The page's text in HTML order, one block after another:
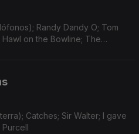
Randy Dandy O; Tom
Hawl on the Bowline; The
Catches; Sir Walter; I gave